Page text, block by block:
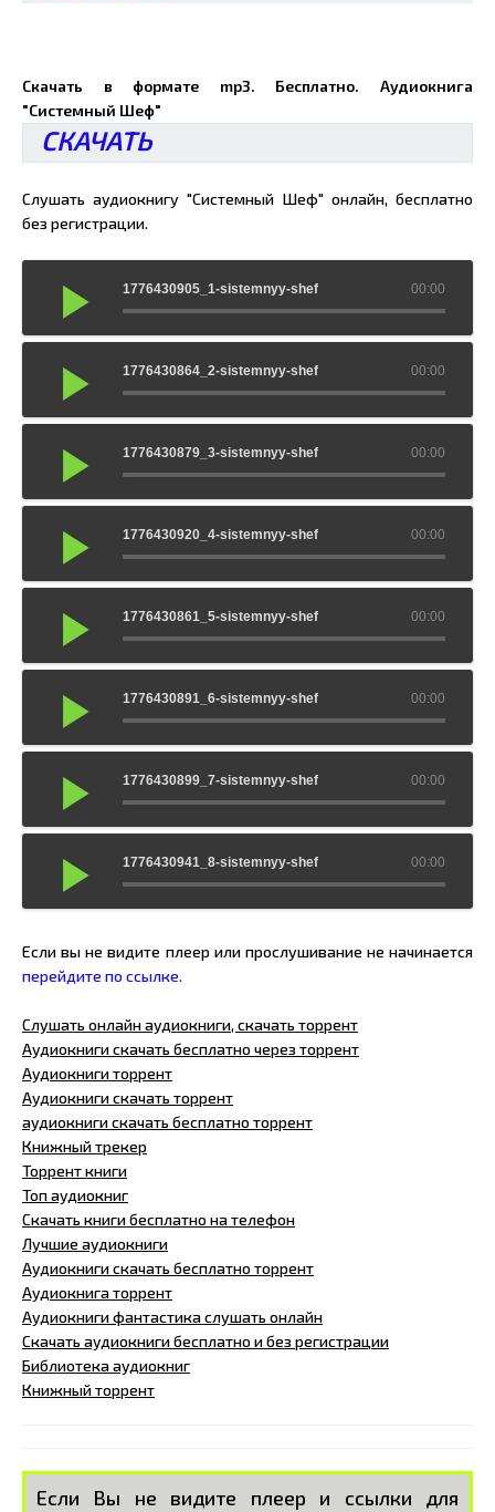
Скачать в формате mp3. Бесплатно. Аудиокнига
"Системный Шеф"
СКАЧАТЬ
Слушать аудиокнигу "Системный Шеф" онлайн, бесплатно
без регистрации.
00:00
1776430905_1-sistemnyy-shef
00:00
1776430864_2-sistemnyy-shef
00:00
1776430879_3-sistemnyy-shef
00:00
1776430920_4-sistemnyy-shef
00:00
1776430861_5-sistemnyy-shef
00:00
1776430891_6-sistemnyy-shef
00:00
1776430899_7-sistemnyy-shef
00:00
1776430941_8-sistemnyy-shef
Если вы не видите плеер или прослушивание не начинается
перейдите по ссылке.
Слушать онлайн аудиокниги, скачать торрент
Аудиокниги скачать бесплатно через торрент
Аудиокниги торрент
Аудиокниги скачать торрент
аудиокниги скачать бесплатно торрент
Книжный трекер
Торрент книги
Топ аудиокниг
Скачать книги бесплатно на телефон
Лучшие аудиокниги
Аудиокниги скачать бесплатно торрент
Аудиокнига торрент
Аудиокниги фантастика слушать онлайн
Скачать аудиокниги бесплатно и без регистрации
Библиотека аудиокниг
Книжный торрент
Если Вы не видите плеер и ссылки для